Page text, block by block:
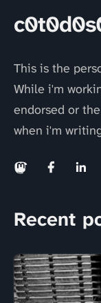
This is the
While i'm
endorsed or
when i'm
Recent